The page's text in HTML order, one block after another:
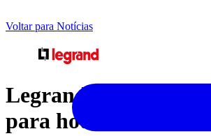
Voltar para Notícias
Legrand | Soluções
para hotéis